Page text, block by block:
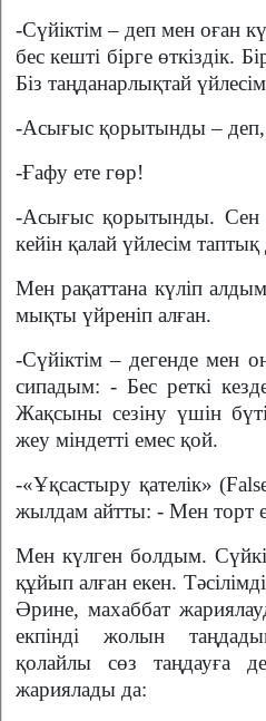
-Сүйіктім – деп мен оған
бес кешті бірге өткіздік.
Біз таңданарлықтай
-Асығыс қорытынды –
-Ғафу ете гөр!
-Асығыс қорытынды. Сен
кейін қалай үйлесім
Мен рақаттана күліп
мықты үйреніп алған.
-Сүйіктім – дегенде мен
сипадым: - Бес реткі
Жақсыны сезіну үшін
жеу міндетті емес қой.
-«Ұқсастыру қателік»
жылдам айтты: - Мен торт
Мен күлген болдым.
құйып алған екен.
Әрине, махаббат
екпінді жолын
қолайлы сөз таңдауға
жариялады да: